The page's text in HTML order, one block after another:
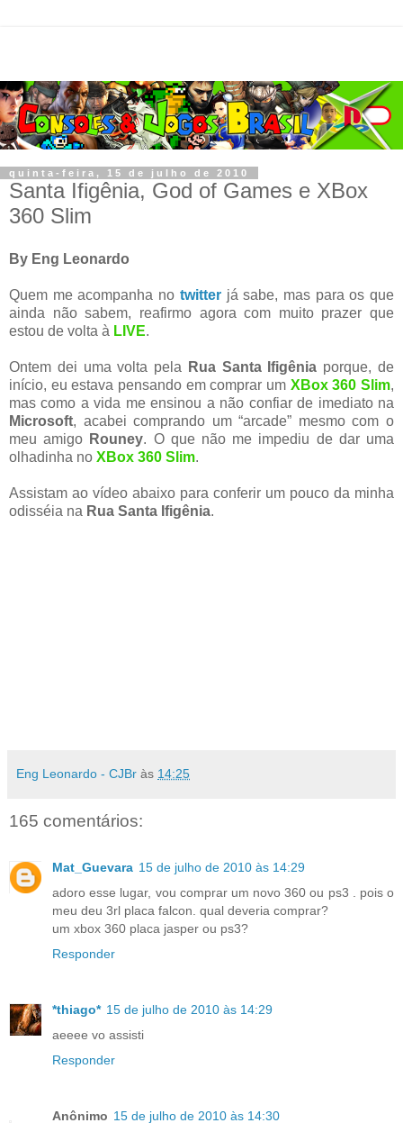
quinta-feira, 15 de julho de 2010
Santa Ifigênia, God of Games e XBox
360 Slim
By Eng Leonardo
Quem me acompanha no twitterjá sabe, mas para os que
ainda não sabem, reafirmo agora com muito prazer que
estou de volta à LIVE.
Ontem dei uma volta pela Rua Santa Ifigênia porque, de
início, eu estava pensando em comprar um XBox 360 Slim,
mas como a vida me ensinou a não confiar de imediato na
Microsoft, acabei comprando um “arcade” mesmo com o
meu amigo Rouney. O que não me impediu de dar uma
olhadinha no XBox 360 Slim.
Assistam ao vídeo abaixo para conferir um pouco da minha
odisséia na Rua Santa Ifigênia.
Eng Leonardo - CJBr às 14:25
165 comentários:
Mat_Guevara 15 de julho de 2010 às 14:29
adoro esse lugar, vou comprar um novo 360 ou ps3 . pois o
meu deu 3rl placa falcon. qual deveria comprar?
um xbox 360 placa jasper ou ps3?
Responder
*thiago* 15 de julho de 2010 às 14:29
aeeee vo assisti
Responder
Anônimo 15 de julho de 2010 às 14:30